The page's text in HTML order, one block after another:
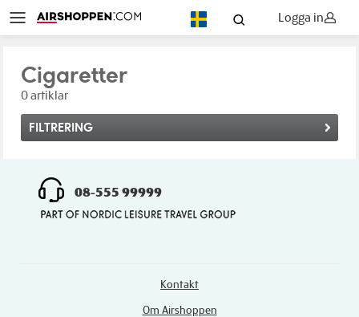
Logga in
Cigaretter
0 artiklar
FILTRERING
08-555 99999
Kontakt
Om Airshoppen